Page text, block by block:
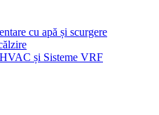
cu apă și scurgere
și Sisteme VRF